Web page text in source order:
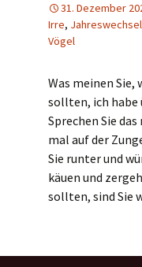
31. Dezember
Irre, Jahreswechsel
Vögel
Was meinen
sollten, ich habe
Sprechen Sie
mal auf der
Sie runter und
käuen und
sollten, sind Sie